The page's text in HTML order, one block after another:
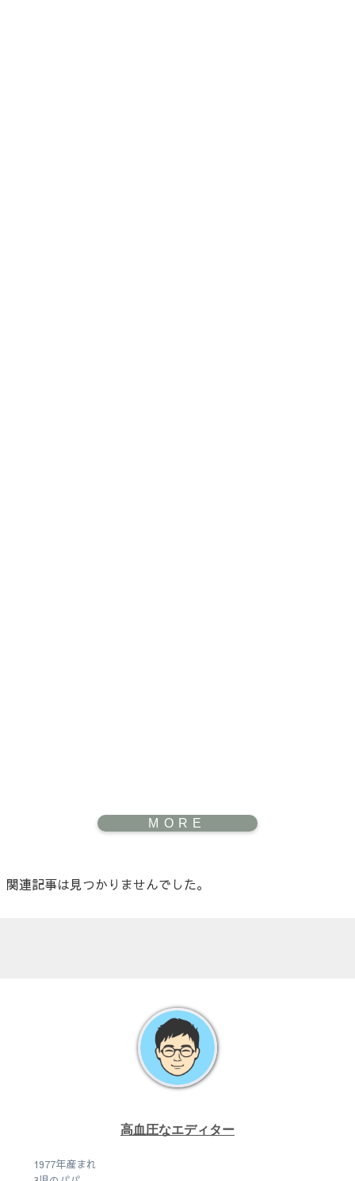
関連記事は見つかりませんでした。
高血圧なエディター
1977年産まれ